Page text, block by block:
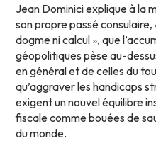
Jean Dominici explique à la
son propre passé
dogme ni calcul », que
géopolitiques pèse au-
en général et de celles du
qu’aggraver les handicaps
exigent un nouvel équilibre
fiscale comme bouées de
du monde.